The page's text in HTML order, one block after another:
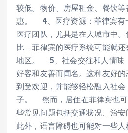
较低。物价、房屋租金、餐饮
惠。 4、医疗资源：菲律宾有
医疗团队，尤其是在大城市中
比，菲律宾的医疗系统可能就
地区。 5、社会交往和人情味
好客和友善而闻名。这种友好
到受欢迎，并能够轻松融入社
子。 然而，居住在菲律宾也可
些常见问题包括交通状况、治安
此外，语言障碍也可能对一些